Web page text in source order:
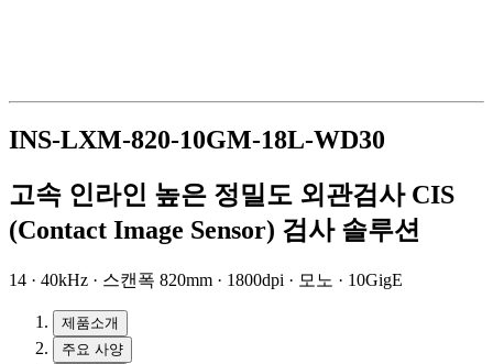
INS-LXM-820-10GM-18L-WD30
고속 인라인 높은 정밀도 외관검사 CIS
(Contact Image Sensor) 검사 솔루션
14 · 40kHz · 스캔폭 820mm · 1800dpi · 모노 · 10GigE
제품소개
주요 사양